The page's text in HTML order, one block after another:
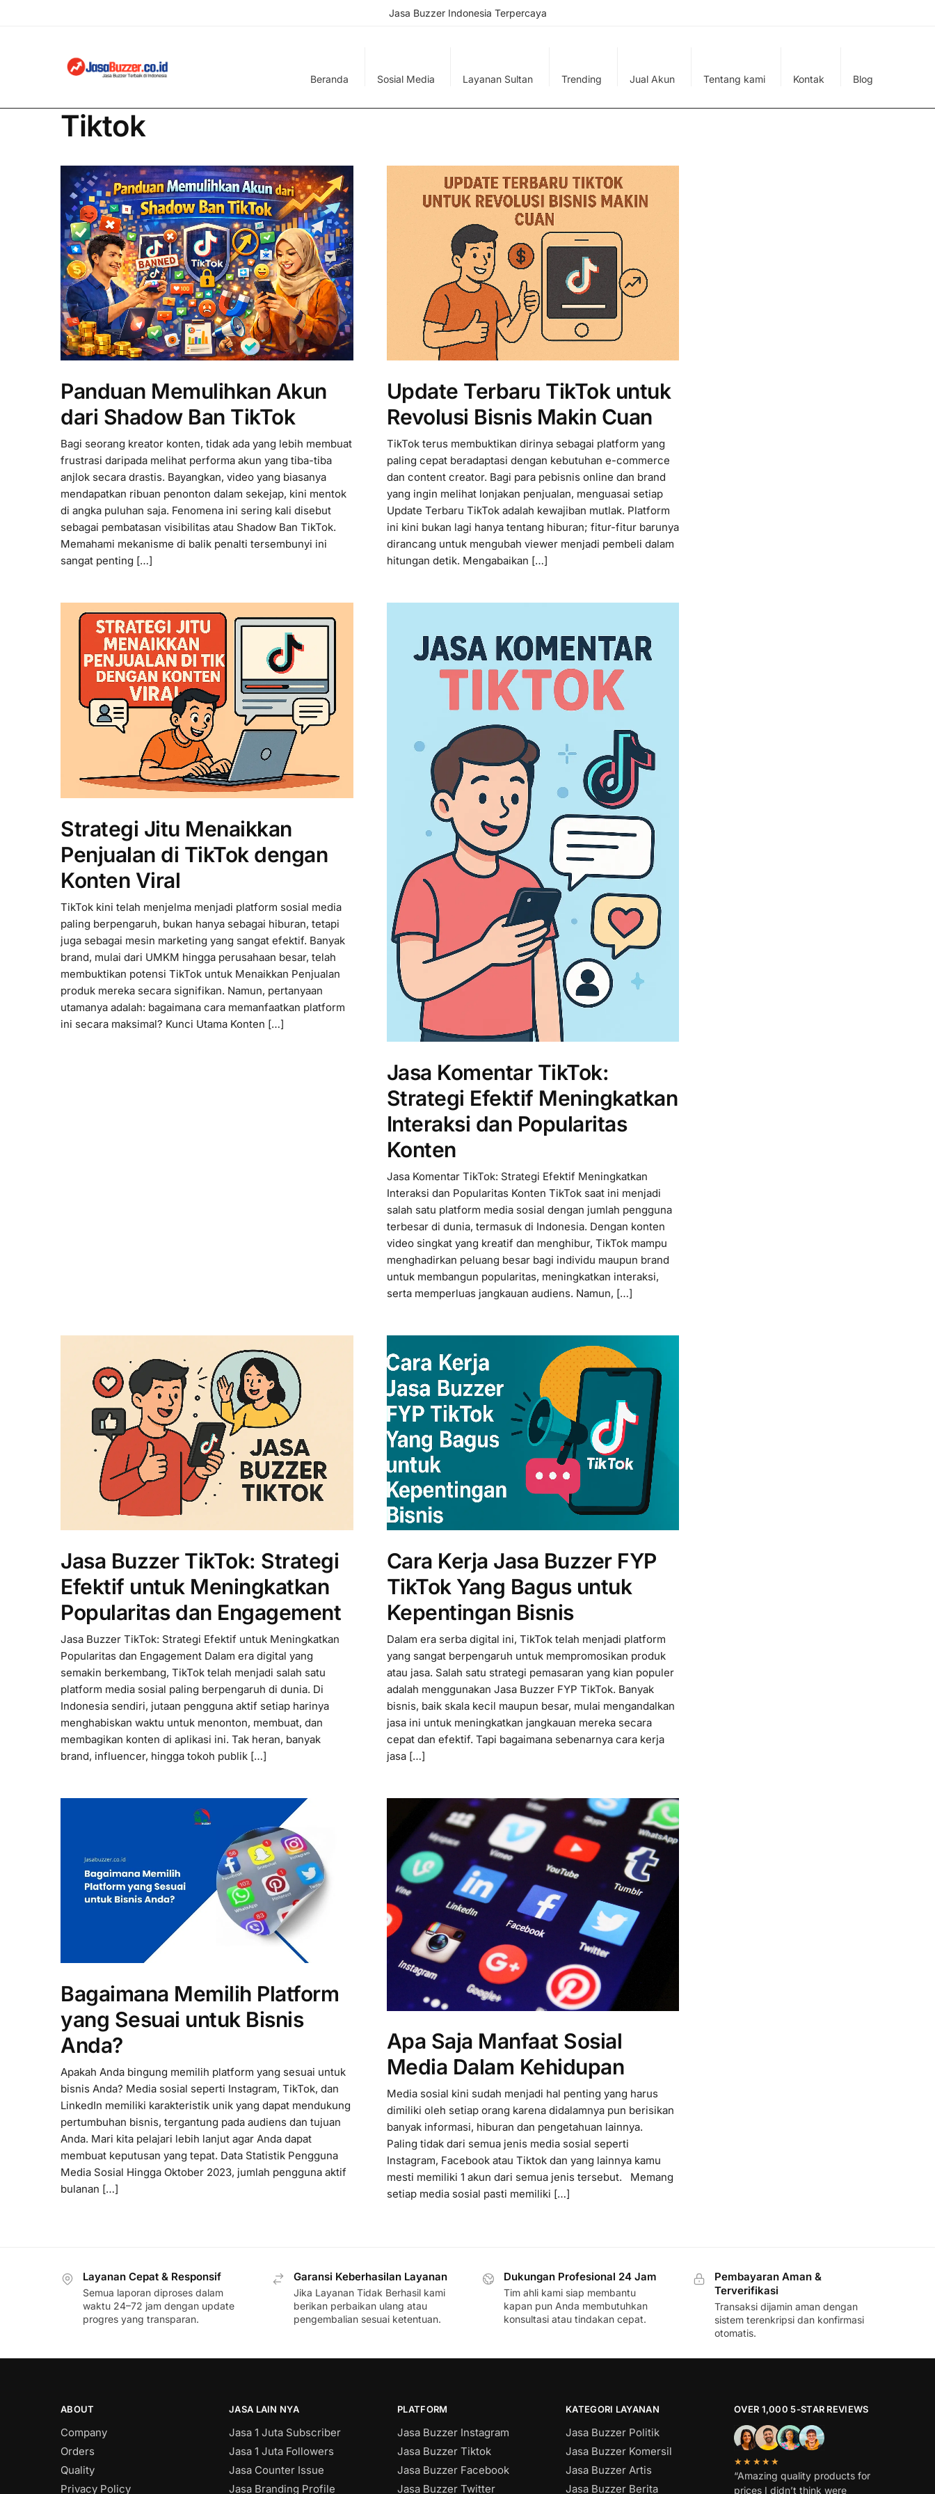
Jasa Buzzer Indonesia Terpercaya
Beranda Sosial Media Layanan Sultan Trending Jual Akun Tentang kami Kontak Blog
Tiktok
Panduan Memulihkan Akun
dari Shadow Ban TikTok
Bagi seorang kreator konten, tidak ada yang lebih membuat
frustrasi daripada melihat performa akun yang tiba-tiba
anjlok secara drastis. Bayangkan, video yang biasanya
mendapatkan ribuan penonton dalam sekejap, kini mentok
di angka puluhan saja. Fenomena ini sering kali disebut
sebagai pembatasan visibilitas atau Shadow Ban TikTok.
Memahami mekanisme di balik penalti tersembunyi ini
sangat penting […]
Update Terbaru TikTok untuk
Revolusi Bisnis Makin Cuan
TikTok terus membuktikan dirinya sebagai platform yang
paling cepat beradaptasi dengan kebutuhan e-commerce
dan content creator. Bagi para pebisnis online dan brand
yang ingin melihat lonjakan penjualan, menguasai setiap
Update Terbaru TikTok adalah kewajiban mutlak. Platform
ini kini bukan lagi hanya tentang hiburan; fitur-fitur barunya
dirancang untuk mengubah viewer menjadi pembeli dalam
hitungan detik. Mengabaikan […]
Strategi Jitu Menaikkan
Penjualan di TikTok dengan
Konten Viral
TikTok kini telah menjelma menjadi platform sosial media
paling berpengaruh, bukan hanya sebagai hiburan, tetapi
juga sebagai mesin marketing yang sangat efektif. Banyak
brand, mulai dari UMKM hingga perusahaan besar, telah
membuktikan potensi TikTok untuk Menaikkan Penjualan
produk mereka secara signifikan. Namun, pertanyaan
utamanya adalah: bagaimana cara memanfaatkan platform
ini secara maksimal? Kunci Utama Konten […]
Jasa Komentar TikTok:
Strategi Efektif Meningkatkan
Interaksi dan Popularitas
Konten
Jasa Komentar TikTok: Strategi Efektif Meningkatkan
Interaksi dan Popularitas Konten TikTok saat ini menjadi
salah satu platform media sosial dengan jumlah pengguna
terbesar di dunia, termasuk di Indonesia. Dengan konten
video singkat yang kreatif dan menghibur, TikTok mampu
menghadirkan peluang besar bagi individu maupun brand
untuk membangun popularitas, meningkatkan interaksi,
serta memperluas jangkauan audiens. Namun, […]
Jasa Buzzer TikTok: Strategi
Efektif untuk Meningkatkan
Popularitas dan Engagement
Jasa Buzzer TikTok: Strategi Efektif untuk Meningkatkan
Popularitas dan Engagement Dalam era digital yang
semakin berkembang, TikTok telah menjadi salah satu
platform media sosial paling berpengaruh di dunia. Di
Indonesia sendiri, jutaan pengguna aktif setiap harinya
menghabiskan waktu untuk menonton, membuat, dan
membagikan konten di aplikasi ini. Tak heran, banyak
brand, influencer, hingga tokoh publik […]
Cara Kerja Jasa Buzzer FYP
TikTok Yang Bagus untuk
Kepentingan Bisnis
Dalam era serba digital ini, TikTok telah menjadi platform
yang sangat berpengaruh untuk mempromosikan produk
atau jasa. Salah satu strategi pemasaran yang kian populer
adalah menggunakan Jasa Buzzer FYP TikTok. Banyak
bisnis, baik skala kecil maupun besar, mulai mengandalkan
jasa ini untuk meningkatkan jangkauan mereka secara
cepat dan efektif. Tapi bagaimana sebenarnya cara kerja
jasa […]
Bagaimana Memilih Platform
yang Sesuai untuk Bisnis
Anda?
Apakah Anda bingung memilih platform yang sesuai untuk
bisnis Anda? Media sosial seperti Instagram, TikTok, dan
LinkedIn memiliki karakteristik unik yang dapat mendukung
pertumbuhan bisnis, tergantung pada audiens dan tujuan
Anda. Mari kita pelajari lebih lanjut agar Anda dapat
membuat keputusan yang tepat. Data Statistik Pengguna
Media Sosial Hingga Oktober 2023, jumlah pengguna aktif
bulanan […]
Apa Saja Manfaat Sosial
Media Dalam Kehidupan
Media sosial kini sudah menjadi hal penting yang harus
dimiliki oleh setiap orang karena didalamnya pun berisikan
banyak informasi, hiburan dan pengetahuan lainnya.
Paling tidak dari semua jenis media sosial seperti
Instagram, Facebook atau Tiktok dan yang lainnya kamu
mesti memiliki 1 akun dari semua jenis tersebut. Memang
setiap media sosial pasti memiliki […]
Layanan Cepat & Responsif
Semua laporan diproses dalam
waktu 24–72 jam dengan update
progres yang transparan.
Garansi Keberhasilan Layanan
Jika Layanan Tidak Berhasil kami
berikan perbaikan ulang atau
pengembalian sesuai ketentuan.
Dukungan Profesional 24 Jam
Tim ahli kami siap membantu
kapan pun Anda membutuhkan
konsultasi atau tindakan cepat.
Pembayaran Aman &
Terverifikasi
Transaksi dijamin aman dengan
sistem terenkripsi dan konfirmasi
otomatis.
ABOUT
Company
Orders
Quality
Privacy Policy
JASA LAIN NYA
Jasa 1 Juta Subscriber
Jasa 1 Juta Followers
Jasa Counter Issue
Jasa Branding Profile
PLATFORM
Jasa Buzzer Instagram
Jasa Buzzer Tiktok
Jasa Buzzer Facebook
Jasa Buzzer Twitter
KATEGORI LAYANAN
Jasa Buzzer Politik
Jasa Buzzer Komersil
Jasa Buzzer Artis
Jasa Buzzer Berita
OVER 1,000 5-STAR REVIEWS
★★★★★
“Amazing quality products for
prices I didn’t think were